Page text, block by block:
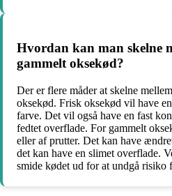
Hvordan kan man skelne
gammelt oksekød?
Der er flere måder at skelne
oksekød. Frisk oksekød vil have
farve. Det vil også have en fast
fedtet overflade. For gammelt
eller af prutter. Det kan have
det kan have en slimet overflade.
smide kødet ud for at undgå